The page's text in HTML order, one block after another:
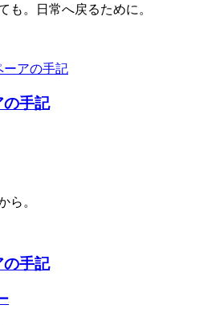
も。日常へ戻るために。
の手記
ら。
の手記